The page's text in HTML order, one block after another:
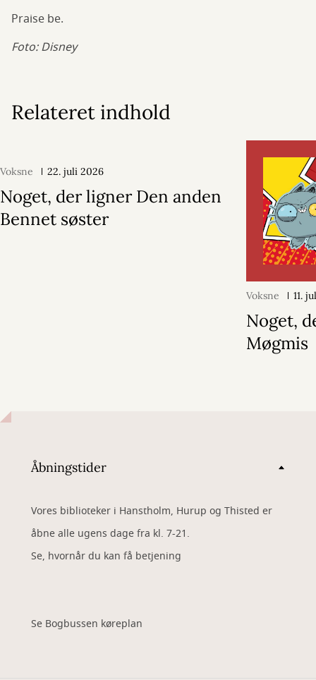
Praise be.
Foto: Disney
Relateret indhold
Voksne 22. juli 2026
Noget, der ligner Den anden
Bennet søster
Voksne 11.
Noget,
Møgmis
Åbningstider
Vores biblioteker i Hanstholm, Hurup og Thisted er
åbne alle ugens dage fra kl. 7-21.
Se, hvornår du kan få betjening
Se Bogbussen køreplan